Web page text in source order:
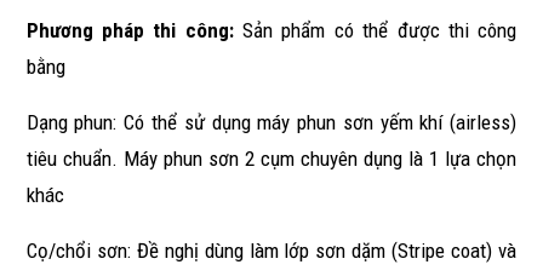
Phương pháp thi công:Sản phẩm có thể được thi công
bằng
Dạng phun: Có thể sử dụng máy phun sơn yếm khí (airless)
tiêu chuẩn. Máy phun sơn 2 cụm chuyên dụng là 1 lựa chọn
khác
Cọ/chổi sơn: Đề nghị dùng làm lớp sơn dặm (Stripe coat) và